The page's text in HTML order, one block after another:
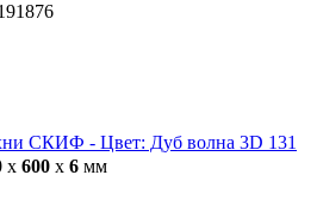
СКИФ - Цвет: Дуб волна 3D 131
x 600 x 6 мм